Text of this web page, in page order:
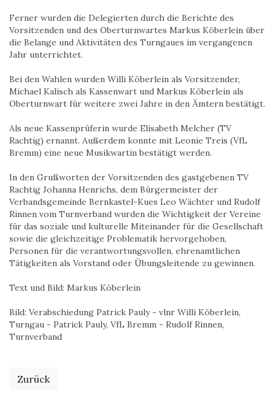
Ferner wurden die Delegierten durch die Berichte des
Vorsitzenden und des Oberturnwartes Markus Köberlein über
die Belange und Aktivitäten des Turngaues im vergangenen
Jahr unterrichtet.
Bei den Wahlen wurden Willi Köberlein als Vorsitzender,
Michael Kalisch als Kassenwart und Markus Köberlein als
Oberturnwart für weitere zwei Jahre in den Ämtern bestätigt.
Als neue Kassenprüferin wurde Elisabeth Melcher (TV
Rachtig) ernannt. Außerdem konnte mit Leonie Treis (VfL
Bremm) eine neue Musikwartin bestätigt werden.
In den Grußworten der Vorsitzenden des gastgebenen TV
Rachtig Johanna Henrichs, dem Bürgermeister der
Verbandsgemeinde Bernkastel-Kues Leo Wächter und Rudolf
Rinnen vom Turnverband wurden die Wichtigkeit der Vereine
für das soziale und kulturelle Miteinander für die Gesellschaft
sowie die gleichzeitige Problematik hervorgehoben,
Personen für die verantwortungsvollen, ehrenamtlichen
Tätigkeiten als Vorstand oder Übungsleitende zu gewinnen.
Text und Bild: Markus Köberlein
Bild: Verabschiedung Patrick Pauly - vlnr Willi Köberlein,
Turngau - Patrick Pauly, VfL Bremm - Rudolf Rinnen,
Turnverband
Zurück